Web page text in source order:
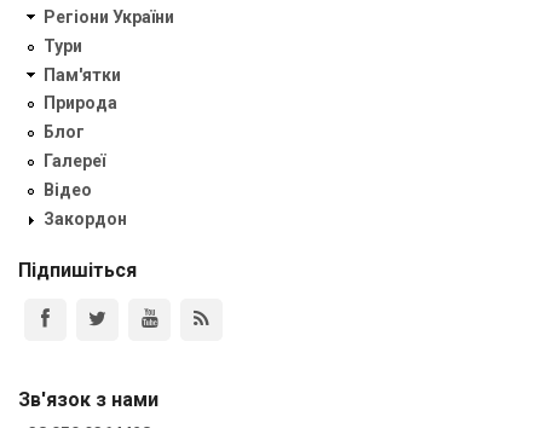
Регіони України
Тури
Пам'ятки
Природа
Блог
Галереї
Відео
Закордон
Підпишіться
Зв'язок з нами